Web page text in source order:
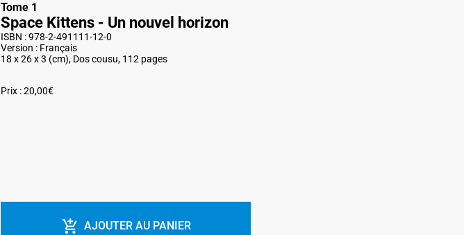
Tome 1
Space Kittens - Un nouvel horizon
ISBN : 978-2-491111-12-0
Version : Français
18 x 26 x 3 (cm), Dos cousu, 112 pages
Prix : 20,00€
AJOUTER AU PANIER